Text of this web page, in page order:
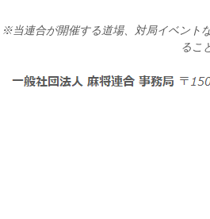
※当連合が開催する道場、対局イベント
るこ